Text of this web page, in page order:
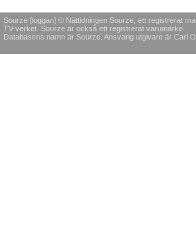
Sourze [loggan] © Nättidningen Sourze, ett registrerat
TV-verket. Sourze är också ett registrerat varumärke.
Databasens namn är Sourze. Ansvarig utgivare är Carl